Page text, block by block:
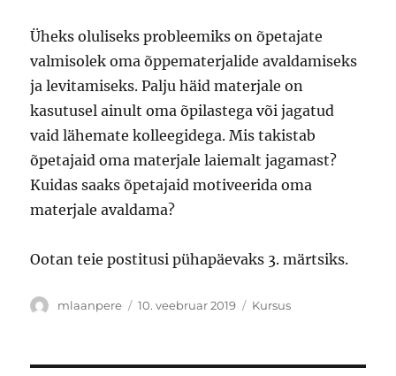
Üheks oluliseks probleemiks on õpetajate
valmisolek oma õppematerjalide avaldamiseks
ja levitamiseks. Palju häid materjale on
kasutusel ainult oma õpilastega või jagatud
vaid lähemate kolleegidega. Mis takistab
õpetajaid oma materjale laiemalt jagamast?
Kuidas saaks õpetajaid motiveerida oma
materjale avaldama?
Ootan teie postitusi pühapäevaks 3. märtsiks.
Autor
mlaanpere Postitatud
10. veebruar 2019 Rubriigid
Kursus